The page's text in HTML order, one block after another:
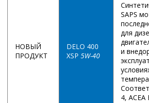
НОВЫЙ
ПРОДУКТ
DELO 400
XSP 5W-40
SAPS
для
и
4, ACEA